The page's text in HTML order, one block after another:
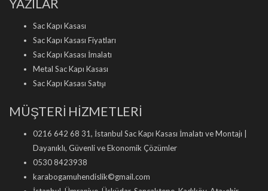
YAZILAR
Sac Kapı Kasası
Sac Kapı Kasası Fiyatları
Sac Kapı Kasası İmalatı
Metal Sac Kapı Kasası
Sac Kapı Kasası Satışı
MÜŞTERİ HİZMETLERİ
0216 642 68 31, İstanbul Sac Kapı Kasası İmalatı ve Montajı |
Dayanıklı, Güvenli ve Ekonomik Çözümler
0530 8423938
karabogamuhendislik©gmail.com